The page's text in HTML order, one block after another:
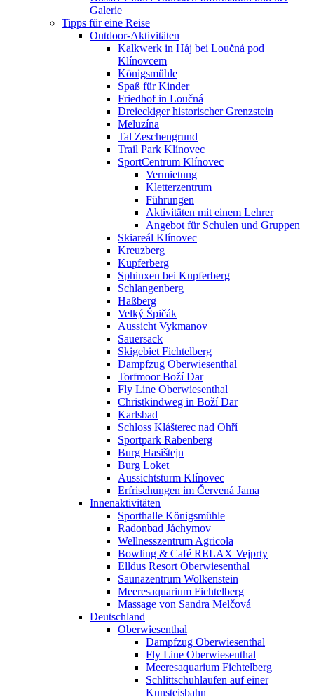
Galerie
Tipps für eine Reise
Outdoor-Aktivitäten
Kalkwerk in Háj bei Loučná pod
Klínovcem
Königsmühle
Spaß für Kinder
Friedhof in Loučná
Dreieckiger historischer Grenzstein
Meluzína
Tal Zeschengrund
Trail Park Klínovec
SportCentrum Klínovec
Vermietung
Kletterzentrum
Führungen
Aktivitäten mit einem Lehrer
Angebot für Schulen und Gruppen
Skiareál Klínovec
Kreuzberg
Kupferberg
Sphinxen bei Kupferberg
Schlangenberg
Haßberg
Velký Špičák
Aussicht Vykmanov
Sauersack
Skigebiet Fichtelberg
Dampfzug Oberwiesenthal
Torfmoor Boží Dar
Fly Line Oberwiesenthal
Christkindweg in Boží Dar
Karlsbad
Schloss Klášterec nad Ohří
Sportpark Rabenberg
Burg Hasištejn
Burg Loket
Aussichtsturm Klínovec
Erfrischungen im Červená Jama
Innenaktivitäten
Sporthalle Königsmühle
Radonbad Jáchymov
Wellnesszentrum Agricola
Bowling & Café RELAX Vejprty
Elldus Resort Oberwiesenthal
Saunazentrum Wolkenstein
Meeresaquarium Fichtelberg
Massage von Sandra Melčová
Deutschland
Oberwiesenthal
Dampfzug Oberwiesenthal
Fly Line Oberwiesenthal
Meeresaquarium Fichtelberg
Schlittschuhlaufen auf einer
Kunsteisbahn